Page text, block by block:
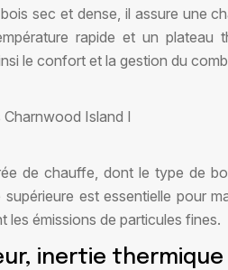
sec et dense, il assure une
rapide et un
le confort et la gestion du
de chauffe, dont le type de
supérieure est essentielle pour
les émissions de particules fines.
inertie